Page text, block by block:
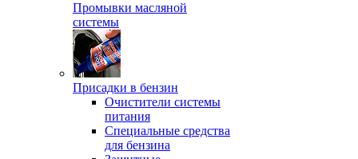
Промывки масляной
системы
Присадки в бензин
Очистители системы
питания
Специальные срeдства
для бензина